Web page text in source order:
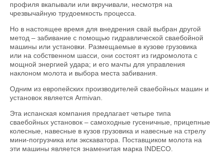
профиля вкапывали или вкручивали, несмотря на
чрезвычайную трудоемкость процесса.
Но в настоящее время для внедрения свай выбран другой
метод – забивание с помощью гидравлической сваебойной
машины или установки. Размещаемые в кузове грузовика
или на собственном шасси, они состоят из гидромолота с
мощной энергией удара; и его мачты для управления
наклоном молота и выбора места забивания.
Одним из европейских производителей сваебойных машин и
установок является Armivan.
Эта испанская компания предлагает четыре типа
сваебойных установок – самоходные гусеничные, прицепные
колесные, навесные в кузов грузовика и навесные на стрелу
мини-погрузчика или экскаватора. Поставщиком молота на
эти машины является знаменитая марка INDECO.